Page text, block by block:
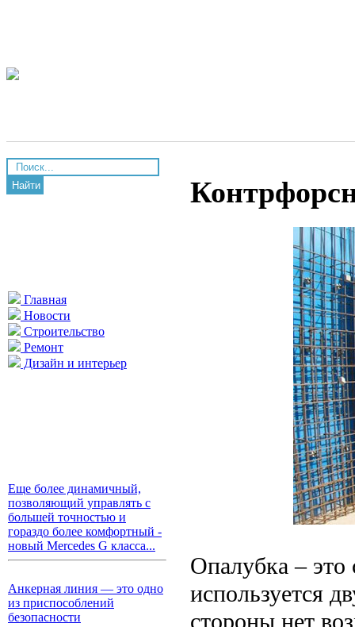
Найти
Главная
Новости
Строительство
Ремонт
Дизайн и интерьер
Еще более динамичный,
позволяющий управлять с
большей точностью и
гораздо более комфортный -
новый Mercedes G класса...
Анкерная линия — это одно
из приспособлений
безопасности
Опалубка –
используется
стороны нет